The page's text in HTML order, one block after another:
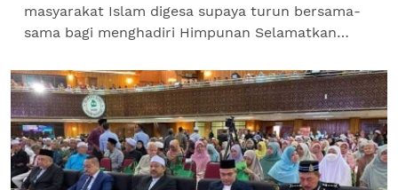
masyarakat Islam digesa supaya turun bersama-
sama bagi menghadiri Himpunan Selamatkan
Kehakiman,...